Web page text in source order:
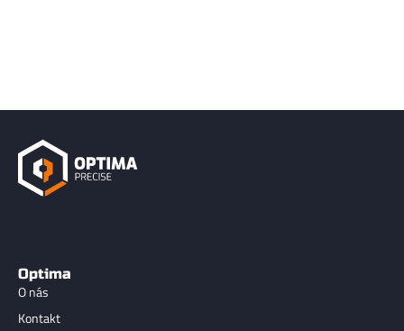
Optima
O nás
Kontakt